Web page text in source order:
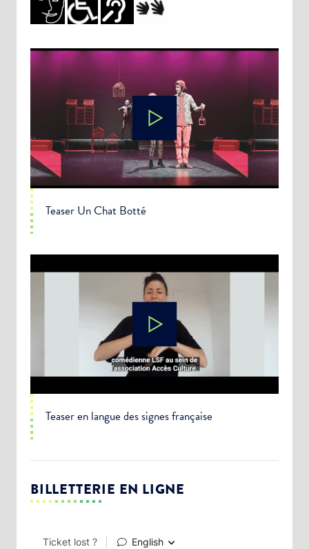
Teaser Un Chat Botté
Teaser en langue des signes française
BILLETTERIE EN LIGNE